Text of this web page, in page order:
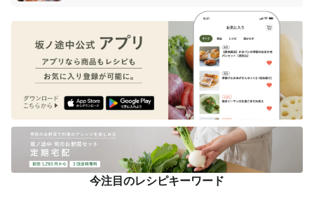
今注目のレシピキーワード